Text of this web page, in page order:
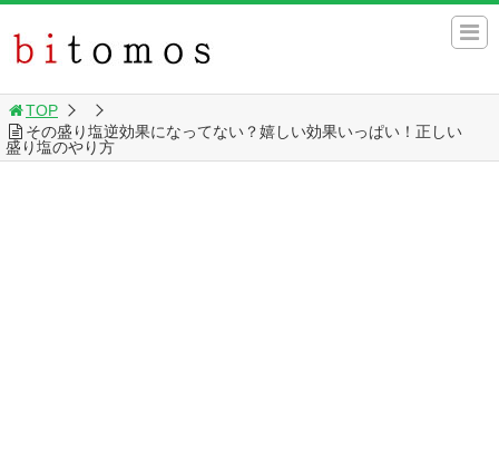
TOP
その盛り塩逆効果になってない？嬉しい効果いっぱい！正しい
盛り塩のやり方